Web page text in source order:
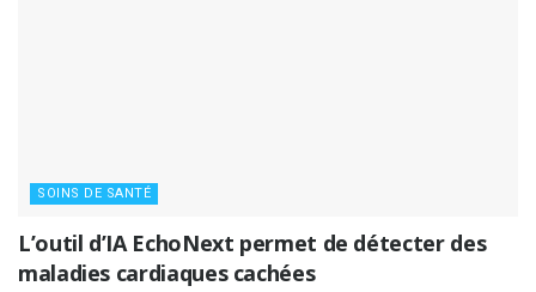
SOINS DE SANTÉ
L’outil d’IA EchoNext permet de détecter des
maladies cardiaques cachées